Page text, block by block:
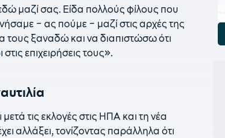
μαζί σας. Είδα πολλούς φίλους που
– ας πούμε – μαζί στις αρχές της
τους ξαναδώ και να διαπιστώσω ότι
επιχειρήσεις τους».
τις εκλογές στις ΗΠΑ και τη νέα
αλλάξει, τονίζοντας παράλληλα ότι